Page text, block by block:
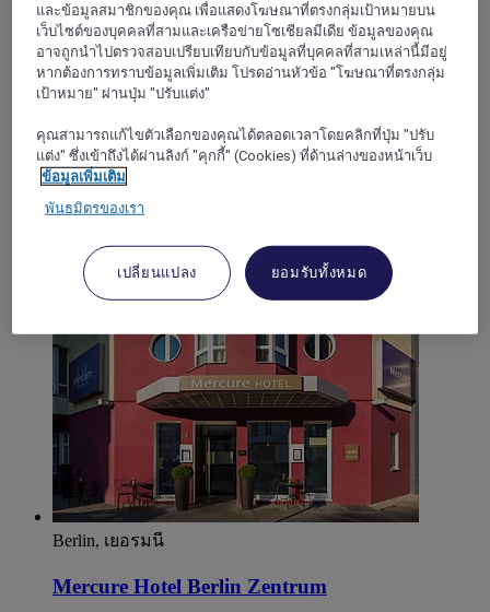
BERLIN, เยอรมนี
Mercure Hotel Berlin Wittenbergplatz
Discover our stylish 4-star hotel in popular Schoneberg
featuring 183 rooms with views of Wittenbergplatz and an
exclusive fashion and lifestyle-themed interior. Enjoy drinks
in the bar and take advantage of the perfect location for
shopping with KaDeWe nearby. Conveniently located near
many museums and attractions makes the hotel an excellent
starting point for exploring the capital.
4,7/5Rated 4,7 of 5
Berlin, เยอรมนี
Mercure Hotel Berlin Zentrum
และข้อมูลสมาชิกของคุณ เพื่อแสดงโฆษณาที่ตรงกลุ่มเป้าหมายบน
เว็บไซต์ของบุคคลที่สามและเครือข่ายโซเชียลมีเดีย ข้อมูลของคุณ
อาจถูกนำไปตรวจสอบเปรียบเทียบกับข้อมูลที่บุคคลที่สามเหล่านี้มีอยู่
หากต้องการทราบข้อมูลเพิ่มเติม โปรดอ่านหัวข้อ "โฆษณาที่ตรงกลุ่ม
เป้าหมาย" ผ่านปุ่ม "ปรับแต่ง"
คุณสามารถแก้ไขตัวเลือกของคุณได้ตลอดเวลาโดยคลิกที่ปุ่ม "ปรับ
แต่ง" ซึ่งเข้าถึงได้ผ่านลิงก์ "คุกกี้" (Cookies) ที่ด้านล่างของหน้าเว็บ
ข้อมูลเพิ่มเติม
พันธมิตรของเรา
เปลี่ยนแปลง ยอมรับทั้งหมด